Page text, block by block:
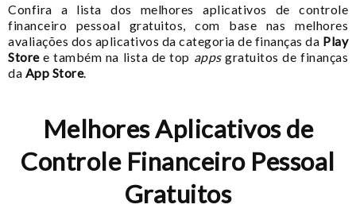
Confira a lista dos melhores aplicativos de controle
financeiro pessoal gratuitos, com base nas melhores
avaliações dos aplicativos da categoria de finanças da Play
Storee também na lista de top appsgratuitos de finanças
da App Store.
Melhores Aplicativos de
Controle Financeiro Pessoal
Gratuitos